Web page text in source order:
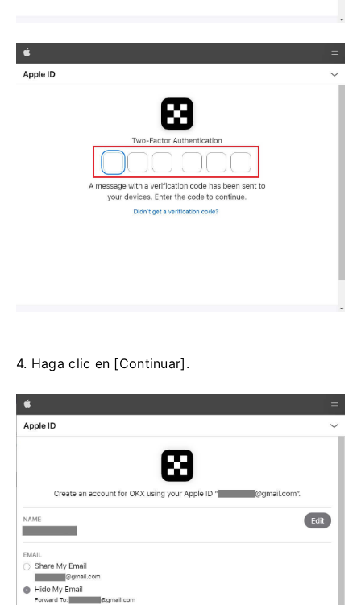
4. Haga clic en [Continuar].